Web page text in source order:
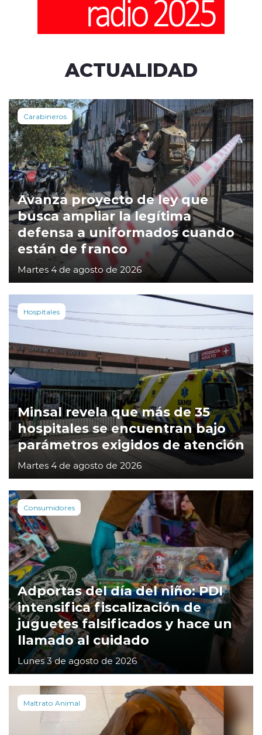
ACTUALIDAD
Carabineros
Avanza proyecto de ley que
busca ampliar la legítima
defensa a uniformados cuando
están de franco
Martes 4 de agosto de 2026
Hospitales
Minsal revela que más de 35
hospitales se encuentran bajo
parámetros exigidos de atención
Martes 4 de agosto de 2026
Consumidores
Adportas del día del niño: PDI
intensifica fiscalización de
juguetes falsificados y hace un
llamado al cuidado
Lunes 3 de agosto de 2026
Maltrato Animal